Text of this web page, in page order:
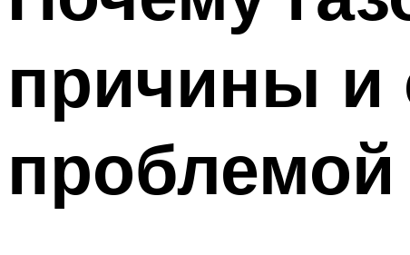
причины и
проблемой